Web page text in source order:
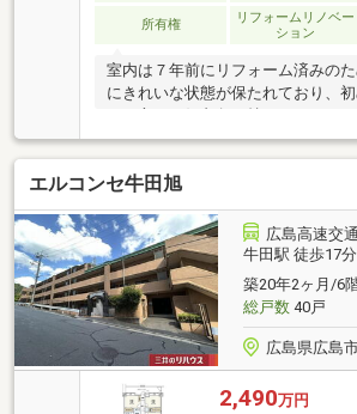
所有権
リフォームリノベー
ション
室内は７年前にリフォーム済みの
にきれいな状態が保たれており、初
＋Sの間取りは居住スペースにゆと
スルームは収納やワークスペース
軟に活用可能です。リビングには大
用しており、自然光がしっかりと
らずの明るさを感じられます。バ
当たり良好で洗濯物が乾きやすい点
ション内には専用倉庫があり、季節
収納にも便利です。さらに小学校・
5分圏内と、子育て世帯に安心の住
す。
エルコンセ牛田旭
広島高速交
牛田駅 徒歩17分
築20年2ヶ月/6
総戸数40戸
広島県広島
2,490万円